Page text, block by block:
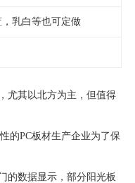
乳白等也可定做
尤其以北方为主，但值得
的PC板材生产企业为了保
的数据显示，部分阳光板